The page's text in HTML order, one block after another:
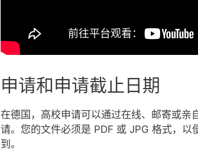
申请和申请截止日期
在德国，高校申请可以通过在线、邮寄或
请。您的文件必须是 PDF 或 JPG 格式，
到。